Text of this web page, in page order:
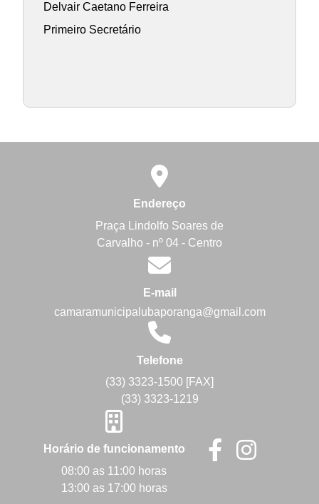
Delvair Caetano Ferreira
Primeiro Secretário
Endereço
Praça Lindolfo Soares de
Carvalho - nº 04 - Centro
E-mail
camaramunicipalubaporanga@gmail.com
Telefone
(33) 3323-1500 [FAX]
(33) 3323-1219
Horário de funcionamento
08:00 as 11:00 horas
13:00 as 17:00 horas